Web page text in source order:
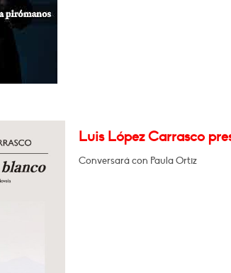
Luis López Carrasco
Conversará con Paula Ortiz